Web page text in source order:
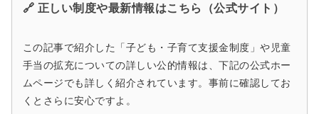
🔗 正しい制度や最新情報はこちら（公式サイト）
この記事で紹介した「子ども・子育て支援金制度」や児童
手当の拡充についての詳しい公的情報は、下記の公式ホー
ムページでも詳しく紹介されています。事前に確認してお
くとさらに安心ですよ。